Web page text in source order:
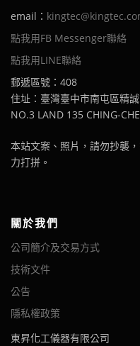
email：
點我用FB Messenger聯絡
點我用LINE聯絡
郵遞區號：408
住址：臺灣臺中市南屯區精
NO.3 LAND 135 CHING-
本站文案、照片，請勿抄襲
力打拼。
關於我們
公司簡介及交易方式
技術文件
公告
隱私權政策
東昇化工儀器有限公司